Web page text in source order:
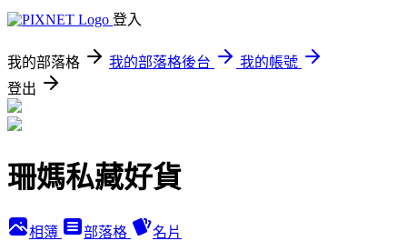
登入
我的部落格 我的部落格後台
我的帳號
登出
珊媽私藏好貨
相簿 部落格 名片